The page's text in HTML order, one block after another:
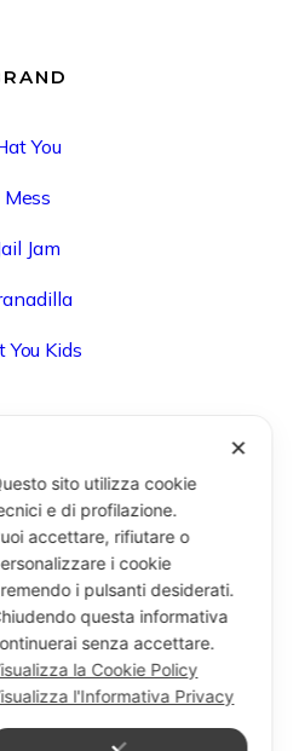
You
Mess
Jam
You Kids
(Blocco 32 Centergross) -
Argelato (BO) - Italy
8651711
✕
sito utilizza cookie
e di profilazione.
accettare, rifiutare o
i cookie
i pulsanti desiderati.
questa informativa
senza accettare.
la Cookie Policy
l'Informativa Privacy